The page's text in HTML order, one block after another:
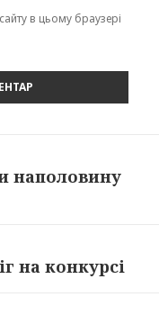
в цьому браузері
наполовину
на конкурсі